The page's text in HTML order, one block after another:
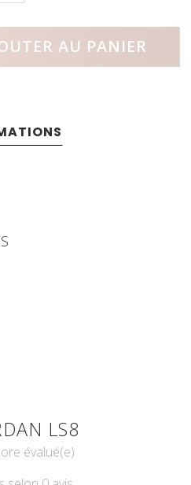
AU PANIER
LS8
évalué(e)